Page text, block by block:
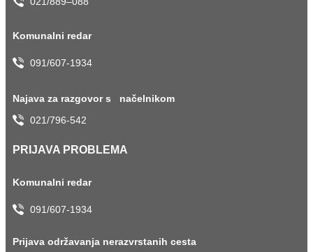
Komunalni redar
091/607-1934
Najava za razgovor s načelnikom
021/796-542
PRIJAVA PROBLEMA
Komunalni redar
091/607-1934
Prijava održavanja nerazvrstanih cesta